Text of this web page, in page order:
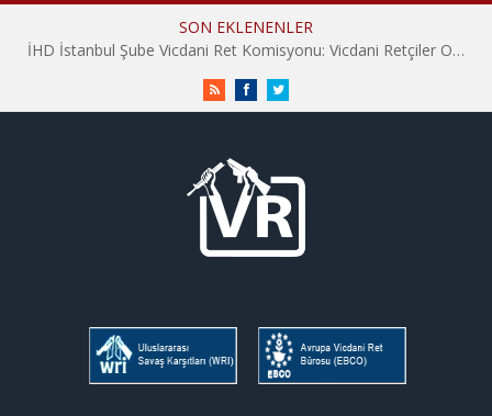
SON EKLENENLER
İHD İstanbul Şube Vicdani Ret Komisyonu: Vicdani Retçiler Olarak Destek İçin Buradayız!
RSS FacebookTwitter